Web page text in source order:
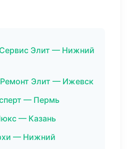
Элит — Нижний
Элит — Ижевск
— Пермь
— Казань
— Нижний